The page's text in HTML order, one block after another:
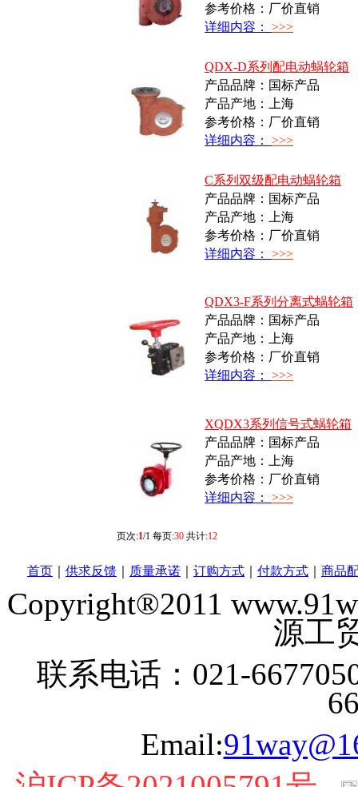
参考价格：厂价直销
详细内容： >>>
QDX-D系列配电动蜗轮箱
产品品牌：国标产品
产品产地：上海
参考价格：厂价直销
详细内容： >>>
C系列双级配电动蜗轮箱
产品品牌：国标产品
产品产地：上海
参考价格：厂价直销
详细内容： >>>
QDX3-F系列分离式蜗轮箱
产品品牌：国标产品
产品产地：上海
参考价格：厂价直销
详细内容： >>>
XQDX3系列信号式蜗轮箱
产品品牌：国标产品
产品产地：上海
参考价格：厂价直销
详细内容： >>>
页次:1/1 每页:30 共计:12
首页 供求反馈 质量承诺 订购方式 付款方式 商品
Copyright®2011
源工
联系电话：021-
Email: